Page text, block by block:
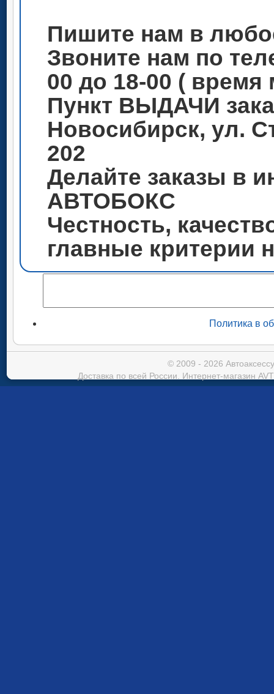
Пишите нам в
Звоните нам по
00 до 18-00 ( время
Пункт ВЫДАЧИ
Новосибирск, ул.
202
Делайте заказы в
АВТОБОКС
Честность,
главные критерии
Политика в
© 2009 - 2026
Доставка по всей России. Интернет-магазин